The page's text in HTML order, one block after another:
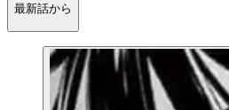
最新話から